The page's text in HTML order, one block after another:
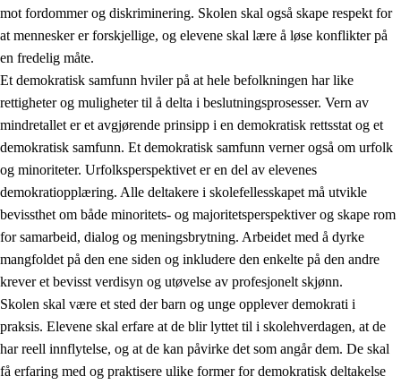
1.2 Identitet og kulturelt mangfold
1.3 Kritisk tenkning og etisk bevissthet
1.4 Skaperglede, engasjement og utforskertrang
1.5 Respekt for naturen og miljøbevissthet
mot fordommer og diskriminering. Skolen skal også skape respekt for
at mennesker er forskjellige, og elevene skal lære å løse konflikter på
en fredelig måte.
Et demokratisk samfunn hviler på at hele befolkningen har like
rettigheter og muligheter til å delta i beslutningsprosesser. Vern av
mindretallet er et avgjørende prinsipp i en demokratisk rettsstat og et
demokratisk samfunn. Et demokratisk samfunn verner også om urfolk
og minoriteter. Urfolksperspektivet er en del av elevenes
demokratiopplæring. Alle deltakere i skolefellesskapet må utvikle
bevissthet om både minoritets- og majoritetsperspektiver og skape rom
for samarbeid, dialog og meningsbrytning. Arbeidet med å dyrke
mangfoldet på den ene siden og inkludere den enkelte på den andre
krever et bevisst verdisyn og utøvelse av profesjonelt skjønn.
Skolen skal være et sted der barn og unge opplever demokrati i
praksis. Elevene skal erfare at de blir lyttet til i skolehverdagen, at de
har reell innflytelse, og at de kan påvirke det som angår dem. De skal
få erfaring med og praktisere ulike former for demokratisk deltakelse